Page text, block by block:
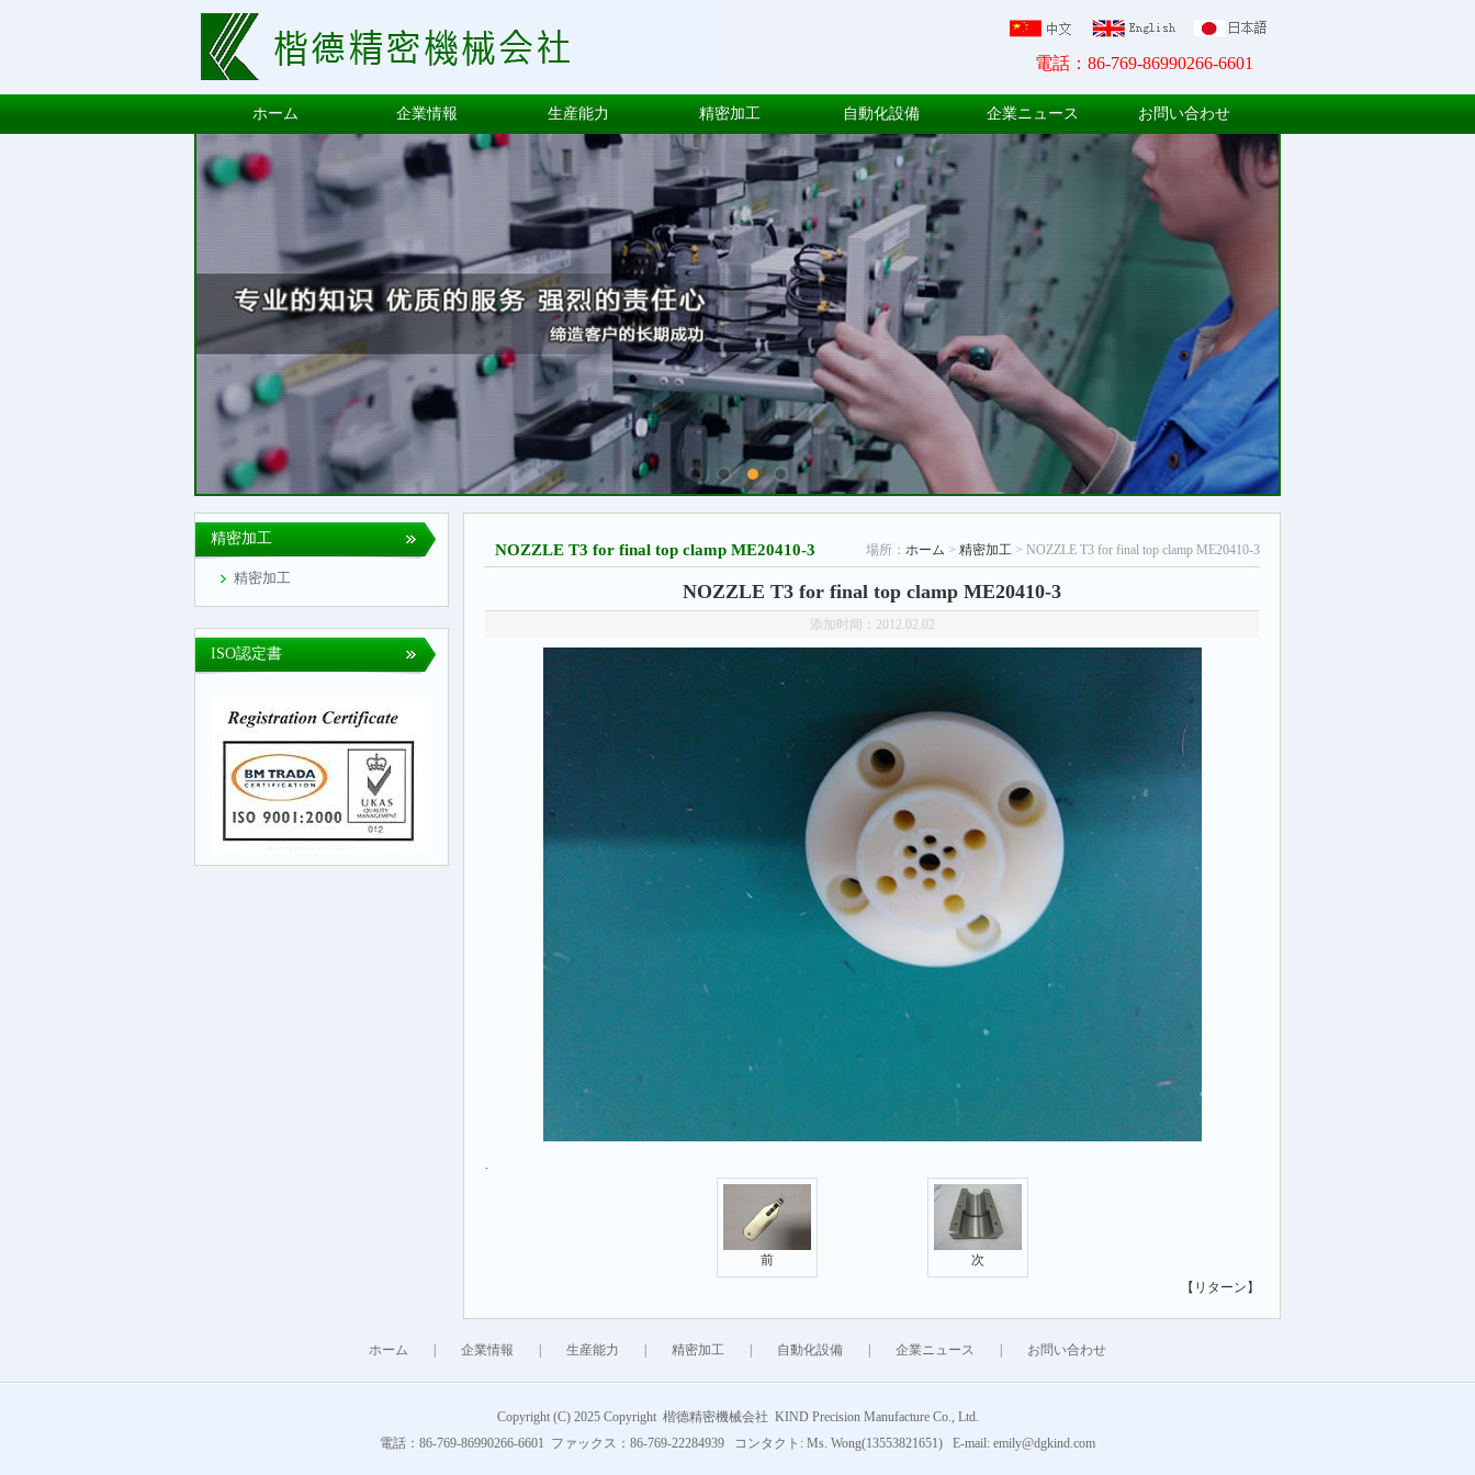
電話：86-769-86990266-6601
ホーム 企業情報 生産能力 精密加工 自動化設備 企業ニュース お問い合わせ
精密加工
精密加工
ISO認定書
NOZZLE T3 for final top clamp ME20410-3 場所： ホーム > 精密加工 > NOZZLE T3 for final top clamp ME20410-3
NOZZLE T3 for final top clamp ME20410-3
添加时间：2012.02.02
.
前
次
【リターン】
ホーム 企業情報 生産能力 精密加工 自動化設備 企業ニュース お問い合わせ
Copyright (C) 2025 Copyright 楷德精密機械会社 KIND Precision Manufacture Co., Ltd.
電話：86-769-86990266-6601 ファックス：86-769-22284939 コンタクト: Ms. Wong(13553821651) E-mail: emily@dgkind.com